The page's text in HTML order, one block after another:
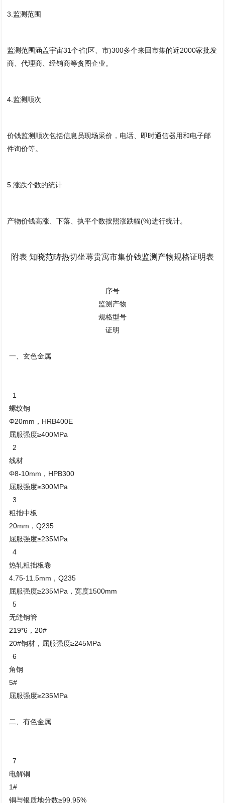
3.监测范围
监测范围涵盖宇宙31个省(区、市)300多个来回市集的近2000家批发
商、代理商、经销商等贪图企业。
4.监测顺次
价钱监测顺次包括信息员现场采价，电话、即时通信器用和电子邮
件询价等。
5.涨跌个数的统计
产物价钱高涨、下落、执平个数按照涨跌幅(%)进行统计。
附表 知晓范畴热切坐蓐贵寓市集价钱监测产物规格证明表
序号
监测产物
规格型号
证明
一、玄色金属
1
螺纹钢
Φ20mm，HRB400E
屈服强度≥400MPa
2
线材
Φ8-10mm，HPB300
屈服强度≥300MPa
3
粗拙中板
20mm，Q235
屈服强度≥235MPa
4
热轧粗拙板卷
4.75-11.5mm，Q235
屈服强度≥235MPa，宽度1500mm
5
无缝钢管
219*6，20#
20#钢材，屈服强度≥245MPa
6
角钢
5#
屈服强度≥235MPa
二、有色金属
7
电解铜
1#
铜与银质地分数≥99.95%